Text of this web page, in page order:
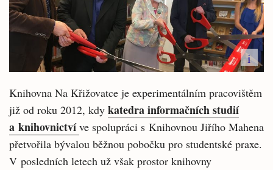
i
Knihovna Na Křižovatce je experimentálním pracovištěm
již od roku 2012, kdy katedra informačních studií
a knihovnictvíve spolupráci s Knihovnou Jiřího Mahena
přetvořila bývalou běžnou pobočku pro studentské praxe.
V posledních letech už však prostor knihovny